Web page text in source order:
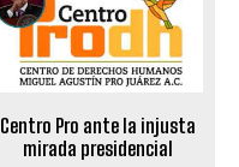
Centro Pro ante la injusta
mirada presidencial